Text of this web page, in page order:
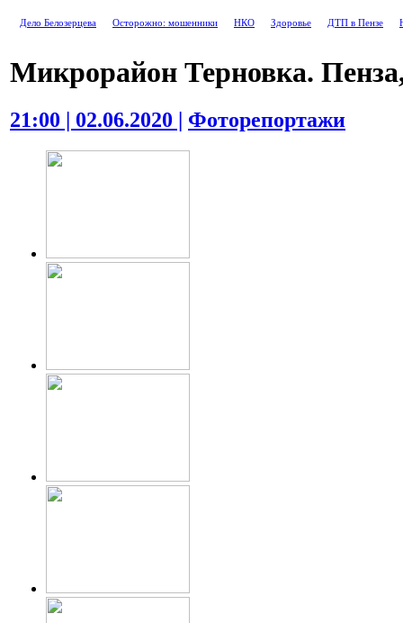
Дело Белозерцева Осторожно: мошенники НКО Здоровье ДТП в Пензе
Микрорайон Терновка.
21:00 | 02.06.2020 | Фоторепортажи